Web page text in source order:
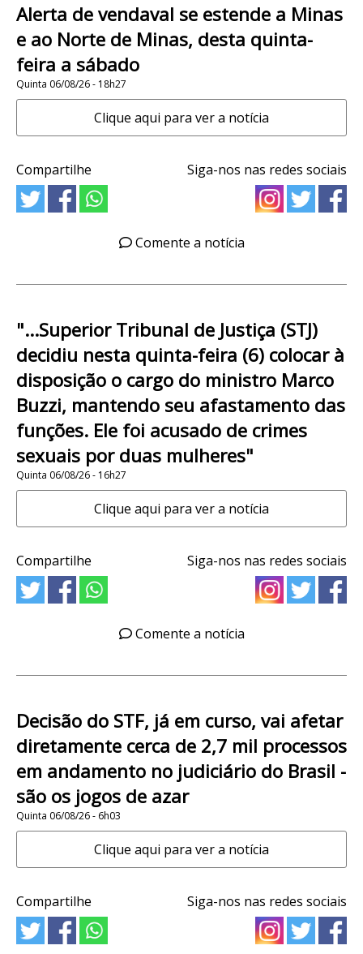
Alerta de vendaval se estende a Minas
e ao Norte de Minas, desta quinta-
feira a sábado
Quinta 06/08/26 - 18h27
Clique aqui para ver a notícia
Compartilhe Siga-nos nas redes sociais
Comente a notícia
"...Superior Tribunal de Justiça (STJ)
decidiu nesta quinta-feira (6) colocar à
disposição o cargo do ministro Marco
Buzzi, mantendo seu afastamento das
funções. Ele foi acusado de crimes
sexuais por duas mulheres"
Quinta 06/08/26 - 16h27
Clique aqui para ver a notícia
Compartilhe Siga-nos nas redes sociais
Comente a notícia
Decisão do STF, já em curso, vai afetar
diretamente cerca de 2,7 mil processos
em andamento no judiciário do Brasil -
são os jogos de azar
Quinta 06/08/26 - 6h03
Clique aqui para ver a notícia
Compartilhe Siga-nos nas redes sociais